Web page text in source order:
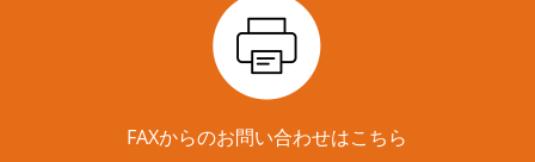
FAXからのお問い合わせはこちら